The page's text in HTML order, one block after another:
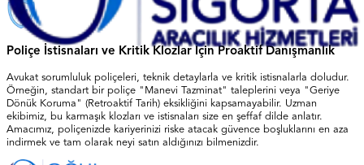
Poliçe İstisnaları ve Kritik Klozlar İçin Proaktif Danışmanlık
Avukat sorumluluk poliçeleri, teknik detaylarla ve kritik istisnalarla doludur.
Örneğin, standart bir poliçe "Manevi Tazminat" taleplerini veya "Geriye
Dönük Koruma" (Retroaktif Tarih) eksikliğini kapsamayabilir. Uzman
ekibimiz, bu karmaşık klozları ve istisnaları size en şeffaf dilde anlatır.
Amacımız, poliçenizde kariyerinizi riske atacak güvence boşluklarını en aza
indirmek ve tam olarak neyi satın aldığınızı bilmenizdir.